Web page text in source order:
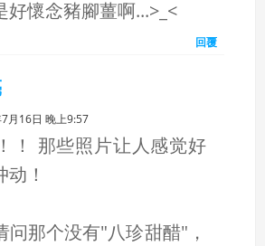
好懷念豬腳薑啊...>_<
回覆
月16日 晚上9:57
！ 那些照片让人感觉好
！
问那个没有"八珍甜醋"，